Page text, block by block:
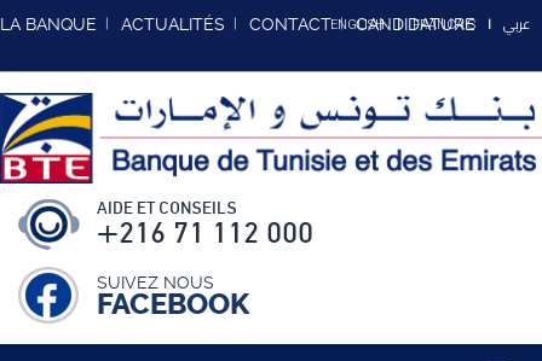
LA BANQUE ACTUALITÉS CONTACT CANDIDATURE
ENGLISH FRANCAIS عربي
AIDE ET CONSEILS
+216 71 112 000
SUIVEZ NOUS
FACEBOOK